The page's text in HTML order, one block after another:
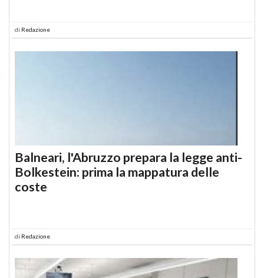
di Redazione
Balneari, l'Abruzzo prepara la legge anti-
Bolkestein: prima la mappatura delle
coste
di Redazione